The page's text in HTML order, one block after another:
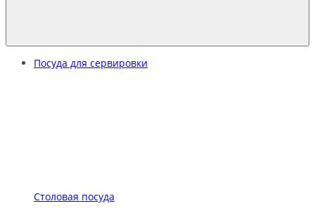
Посуда для сервировки
Столовая посуда